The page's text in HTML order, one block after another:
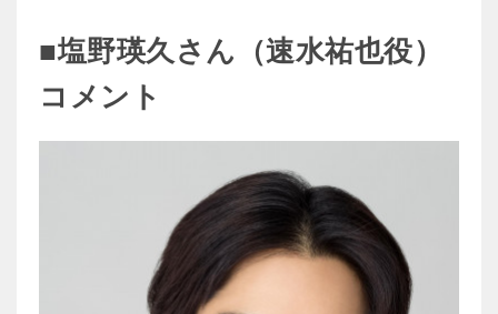
■塩野瑛久さん（速水祐也役）
コメント